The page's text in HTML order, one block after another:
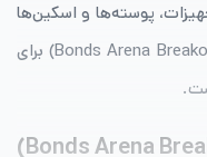
پوسته‌ها و اسکین‌ها
استفاده می‌شود. باند آرنا بریک اوت (Bonds Arena Breakout) برای
خرید باند آرنا بریک اوت (Bonds Arena Breakout)